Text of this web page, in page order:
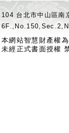
104 台北市中山區
本網站智慧財產權
未經正式書面授權